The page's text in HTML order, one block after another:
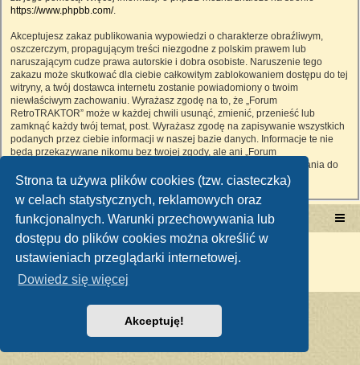
Strona ta używa plików cookies (tzw. ciasteczka)
w celach statystycznych, reklamowych oraz
funkcjonalnych. Warunki przechowywania lub
dostępu do plików cookies można określić w
ustawieniach przeglądarki internetowej.
Dowiedz się więcej
Akceptuję!
https://www.phpbb.com/.
Akceptujesz zakaz publikowania wypowiedzi o charakterze obraźliwym,
oszczerczym, propagującym treści niezgodne z polskim prawem lub
naruszającym cudze prawa autorskie i dobra osobiste. Naruszenie tego
zakazu może skutkować dla ciebie całkowitym zablokowaniem dostępu do tej
witryny, a twój dostawca internetu zostanie powiadomiony o twoim
niewłaściwym zachowaniu. Wyrażasz zgodę na to, że „Forum
RetroTRAKTOR” może w każdej chwili usunąć, zmienić, przenieść lub
zamknąć każdy twój temat, post. Wyrażasz zgodę na zapisywanie wszystkich
podanych przez ciebie informacji w naszej bazie danych. Informacje te nie
będą przekazywane nikomu bez twojej zgody, ale ani „Forum
RetroTRAKTOR”, ani phpBB nie ponosi odpowiedzialności za włamania do
witryny, podczas których może dojść do kradzieży danych.
Portal RetroTRAKTOR.pl retrotraktor.pl/forum
Technologię dostarcza
Polski pakiet językowy dostarczaphpBB.pl
Zasady ochrony danych osobowych